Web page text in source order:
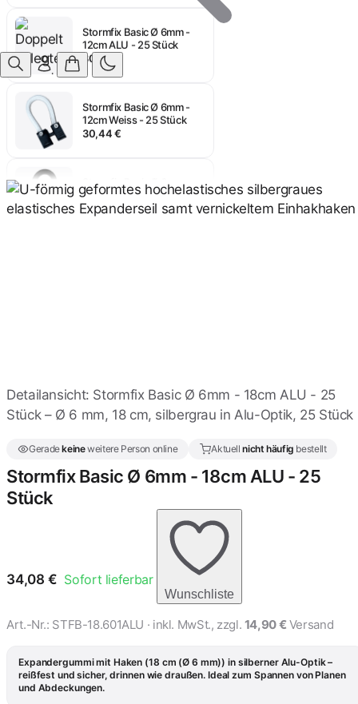
Anmelden
12cm ALU - 25 Stück
30,44 €
12cm Weiss - 25 Stück
30,44 €
12cm Schwarz - 25 Stück
30,44 €
Stormfix Basic Ø 6mm -
10cm Schwarz - 25 Stück
28,76 €
Stormfix Basic Ø 6mm -
12cm ALU - 25 Stück
Stormfix Basic Ø 6mm -
12cm Weiss - 25 Stück
30,44 €
Stormfix Basic Ø 6mm -
Detailansicht: Stormfix Basic Ø 6mm - 18cm ALU - 25
Stück – Ø 6 mm, 18 cm, silbergrau in Alu-Optik, 25 Stück
Geradekeineweitere Person online Aktuellnicht häufig bestellt
Stormfix Basic Ø 6mm - 18cm ALU - 25
Stück
34,08 € Sofort lieferbar
Wunschliste
Art.-Nr.: STFB-18.601ALU · inkl. MwSt., zzgl. 14,90 € Versand
Expandergummi mit Haken (18 cm (Ø 6 mm)) in silberner Alu-Optik –
reißfest und sicher, drinnen wie draußen. Ideal zum Spannen von Planen
und Abdeckungen.